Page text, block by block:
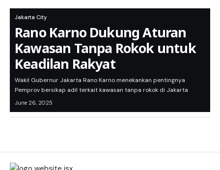
Jakarta City
Rano Karno Dukung Aturan
Kawasan Tanpa Rokok untuk
Keadilan Rakyat
Wakil Gubernur Jakarta Rano Karno menekankan pentingnya
Pemprov bersikap adil terkait kawasan tanpa rokok di Jakarta
June 26, 2025